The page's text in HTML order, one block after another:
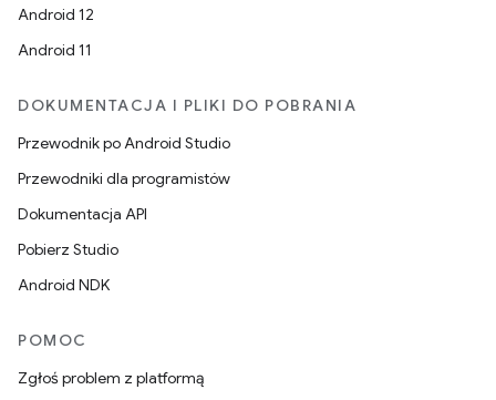
Android 12
Android 11
DOKUMENTACJA I PLIKI DO POBRANIA
Przewodnik po Android Studio
Przewodniki dla programistów
Dokumentacja API
Pobierz Studio
Android NDK
POMOC
Zgłoś problem z platformą